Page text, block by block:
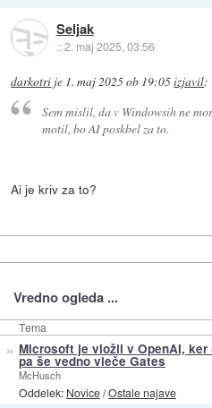
Seljak
::2. maj 2025, 03:56
darkotri je 1. maj 2025 ob 19:05izjavil:
Sem mislil, da v Windowsih ne
motil, bo AI poskbel za to.
Ai je kriv za to?
Vredno ogleda ...
Tema
» Microsoft je vložil v OpenAI,
pa še vedno vleče Gates
McHusch
Oddelek: Novice/Ostale najave